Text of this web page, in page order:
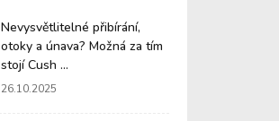
Nevysvětlitelné přibírání,
otoky a únava? Možná za tím
stojí Cush ...
26.10.2025